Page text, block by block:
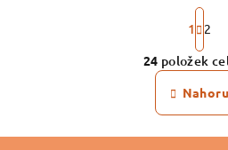
O
v
l
á
S
t
r
á
n
k
o
v
1
2
24 položek
Nahoru